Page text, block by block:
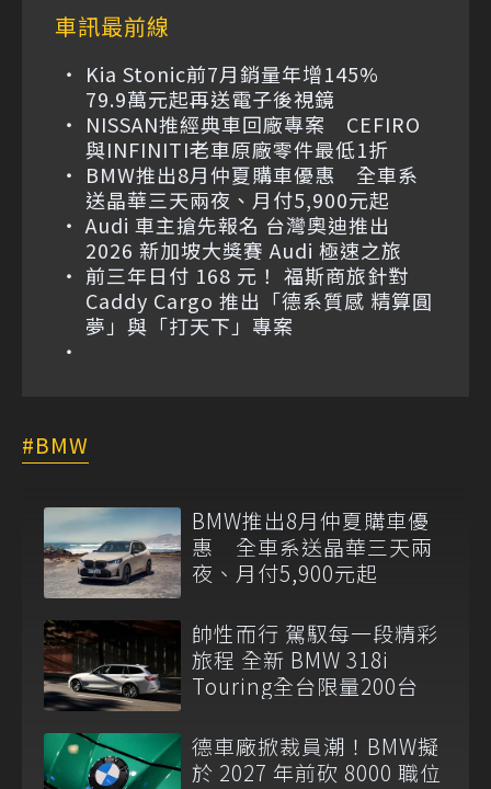
車訊最前線
Kia Stonic前7月銷量年增145%
79.9萬元起再送電子後視鏡
NISSAN推經典車回廠專案 CEFIRO
與INFINITI老車原廠零件最低1折
BMW推出8月仲夏購車優惠 全車系
送晶華三天兩夜、月付5,900元起
Audi 車主搶先報名 台灣奧迪推出
2026 新加坡大獎賽 Audi 極速之旅
前三年日付 168 元！ 福斯商旅針對
Caddy Cargo 推出「德系質感 精算圓
夢」與「打天下」專案
BMW
BMW推出8月仲夏購車優
惠 全車系送晶華三天兩
夜、月付5,900元起
帥性而行 駕馭每一段精彩
旅程 全新 BMW 318i
Touring全台限量200台
德車廠掀裁員潮！BMW擬
於 2027 年前砍 8000 職位